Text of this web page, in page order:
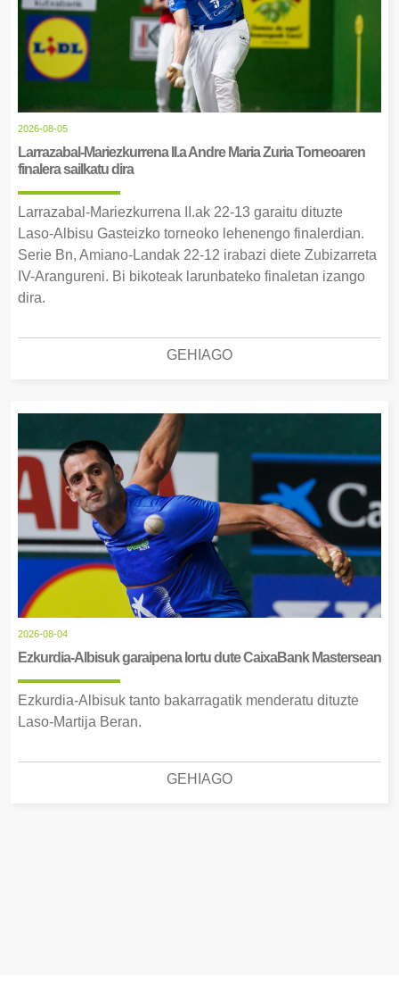
2026-08-05
Larrazabal-Mariezkurrena II.a Andre Maria Zuria Torneoaren
finalera sailkatu dira
Larrazabal-Mariezkurrena II.ak 22-13 garaitu dituzte
Laso-Albisu Gasteizko torneoko lehenengo finalerdian.
Serie Bn, Amiano-Landak 22-12 irabazi diete Zubizarreta
IV-Arangureni. Bi bikoteak larunbateko finaletan izango
dira.
GEHIAGO
2026-08-04
Ezkurdia-Albisuk garaipena lortu dute CaixaBank Mastersean
Ezkurdia-Albisuk tanto bakarragatik menderatu dituzte
Laso-Martija Beran.
GEHIAGO